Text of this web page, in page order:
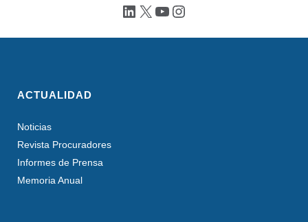
LinkedIn
X YouTube
Instagram
ACTUALIDAD
Noticias
Revista Procuradores
Informes de Prensa
Memoria Anual